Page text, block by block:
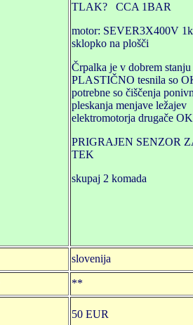
TLAK? CCA 1BAR
motor: SEVER3X400V
sklopko na plošči
Črpalka je v dobrem
PLASTIČNO tesnila so
potrebne so čiščenja
pleskanja menjave ležajev
elektromotorja drugače OK
PRIGRAJEN SENZOR
TEK
skupaj 2 komada
slovenija
**
50 EUR